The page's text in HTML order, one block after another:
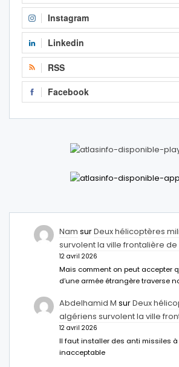
Instagram
Linkedin
RSS
Facebook
Nam surDeux hélicoptères
survolent la ville frontalière de
12 avril 2026
Mais comment on peut accepter
d’une armée étrangère traverse
Abdelhamid M surDeux
algériens survolent la ville
12 avril 2026
Il faut installer des anti missiles
inacceptable